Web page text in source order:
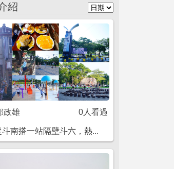
紹
政雄 0人看過
南搭一站隔壁斗六，熱...